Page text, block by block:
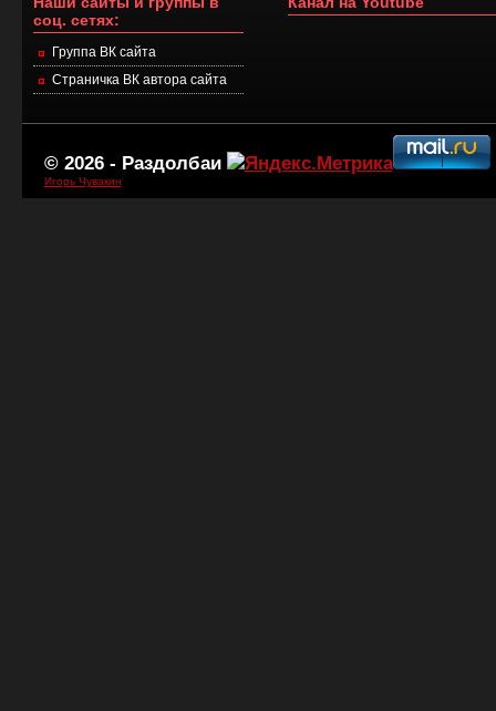
соц. сетях:
Группа ВК сайта
Страничка ВК автора сайта
© 2026 - Раздолбаи
Игорь Чувакин